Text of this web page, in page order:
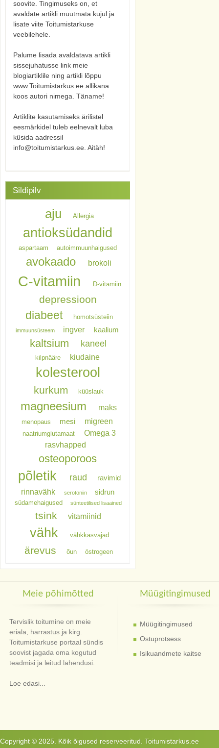
soovite. Tingimuseks on, et
avaldate artikli muutmata kujul ja
lisate viite Toitumistarkuse
veebilehele.
Palume lisada avaldatava artikli
sissejuhatusse link meie
blogiartiklile ning artikli lõppu
www.Toitumistarkus.ee allikana
koos autori nimega. Täname!
Artiklite kasutamiseks ärilistel
eesmärkidel tuleb eelnevalt luba
küsida aadressil
info@toitumistarkus.ee. Aitäh!
Sildipilv
aju Allergia
antioksüdandid
aspartaam autoimmuunhaigused
avokaado brokoli
C-vitamiin D-vitamiin
depressioon
diabeet homotsüsteiin
immuunsüsteem ingver kaalium
kaltsium kaneel
kilpnääre kiudaine
kolesterool
kurkum küüslauk
magneesium maks
menopaus mesi migreen
naatriumglutamaat
Omega 3
rasvhapped
osteoporoos
põletik raud ravimid
rinnavähk serotoniin sidrun
südamehaigused sünteetilised lisaained
tsink vitamiinid
vähk vähkkasvajad
ärevus õun östrogeen
Meie põhimõtted
Tervislik toitumine on meie
eriala, harrastus ja kirg.
Toitumistarkuse portaal sündis
soovist jagada oma kogutud
teadmisi ja leitud lahendusi.
Loe edasi...
Müügitingimused
Müügitingimused
Ostuprotsess
Isikuandmete kaitse
Copyright © 2025. Kõik õigused reserveeritud. Toitumistarkus.ee